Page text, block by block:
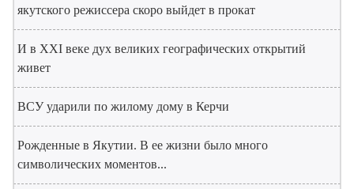
якутского режиссера скоро выйдет в прокат
И в XXI веке дух великих географических открытий
живет
ВСУ ударили по жилому дому в Керчи
Рожденные в Якутии. В ее жизни было много
символических моментов...